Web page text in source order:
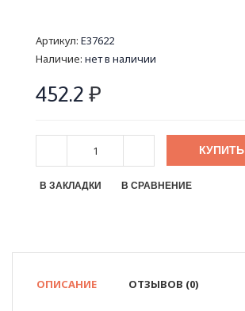
Артикул: E37622
Наличие: нет в наличии
452.2 ₽
КУПИТЬ
В ЗАКЛАДКИ В СРАВНЕНИЕ
ОПИСАНИЕ ОТЗЫВОВ (0)